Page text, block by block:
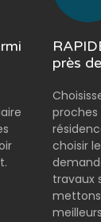
près
proches
choisir
travaux